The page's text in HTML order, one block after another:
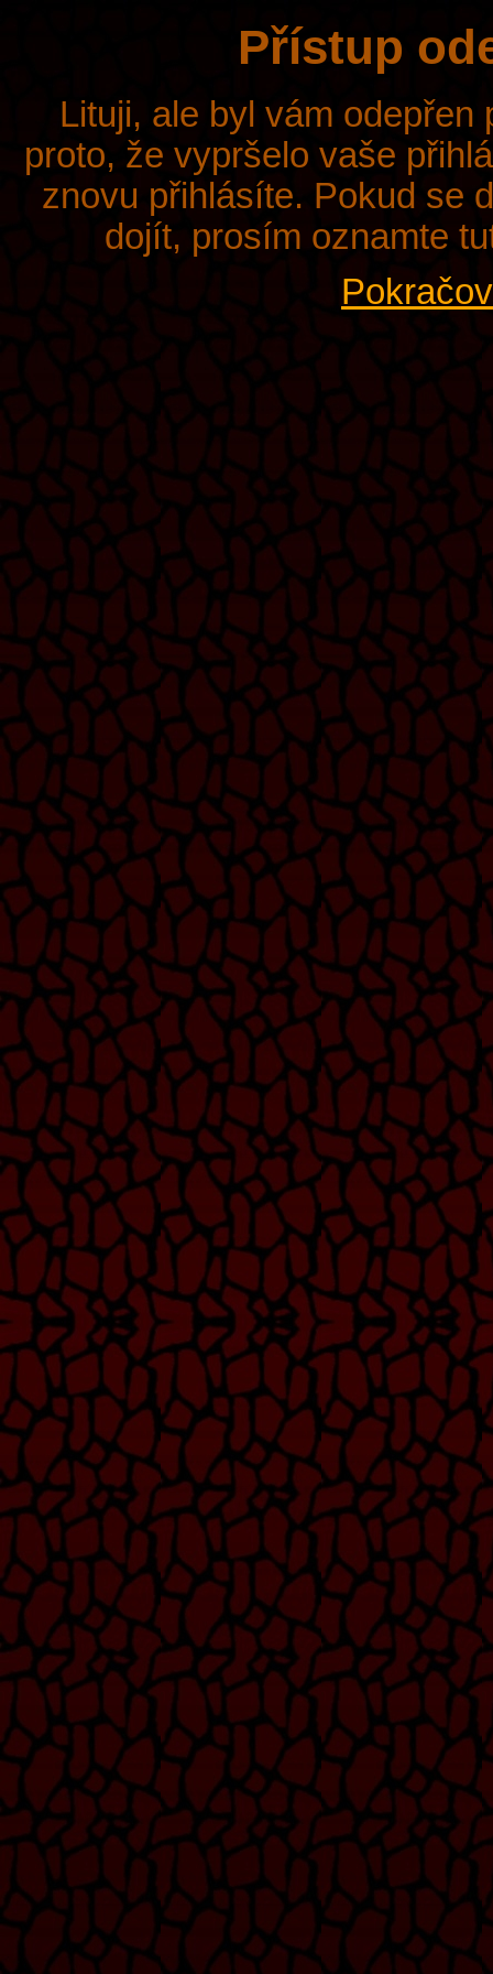
Přístup
Lituji, ale byl vám
proto, že vypršelo vaše
znovu přihlásíte. Pokud se
dojít, prosím oznamte